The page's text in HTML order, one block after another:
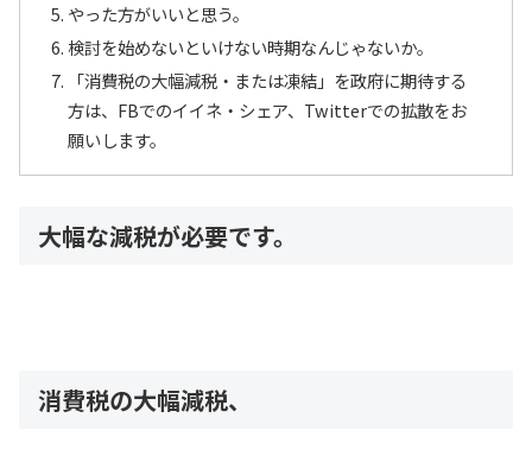
やった方がいいと思う。
検討を始めないといけない時期なんじゃないか。
「消費税の大幅減税・または凍結」を政府に期待する
方は、FBでのイイネ・シェア、Twitterでの拡散をお
願いします。
大幅な減税が必要です。
消費税の大幅減税、